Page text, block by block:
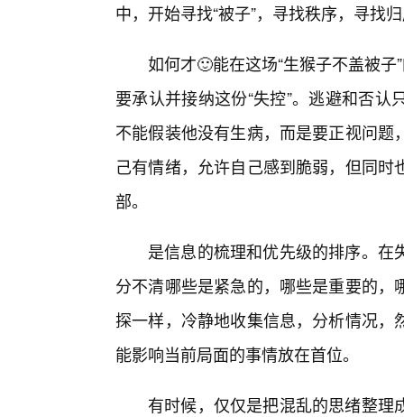
中，开始寻找“被子”，寻找秩序，寻找
如何才🙂能在这场“生猴子不盖被
要承认并接纳这份“失控”。逃避和否
不能假装他没有生病，而是要正视问
己有情绪，允许自己感到脆弱，但同
部。
是信息的梳理和优先级的排序。
分不清哪些是紧急的，哪些是重要的
探一样，冷静地收集信息，分析情况
能影响当前局面的事情放在首位。
有时候，仅仅是把混乱的思绪整